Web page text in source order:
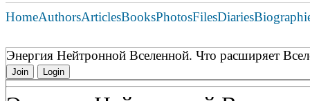
HomeAuthorsArticlesBooksPhotosFilesDiaries
Энергия Нейтронной Вселенной. Что расширяет
Join Login